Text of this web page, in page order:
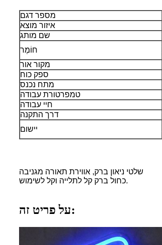
מספר דגם
איזור מוצא
שם מותג
חוֹמֶר
מקור אור
ספק כוח
מתח נכנס
טמפרטורת עבודה
חיי עבודה
דרך התקנה
יישום
שלטי ניאון ברק, אווירת תאורה מגניבה
כחול ברק קל לתלייה וקל לשימוש.
על פריט זה: